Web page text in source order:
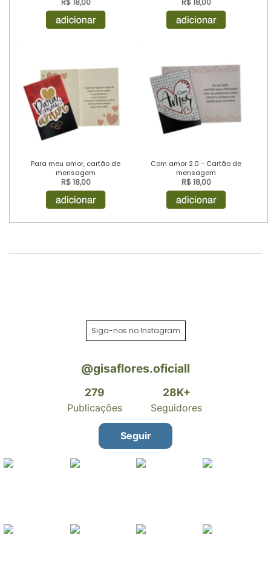
Para meu amor, cartão de
mensagem
R$ 18,00
Com amor 2.0 - Cartão de
mensagem
R$ 18,00
Siga-nos no Instagram